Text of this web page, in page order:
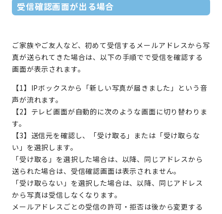
受信確認画面が出る場合
ご家族やご友人など、初めて受信するメールアドレスから写
真が送られてきた場合は、以下の手順でで受信を確認する
画面が表示されます。
【1】IPボックスから「新しい写真が届きました」という音
声が流れます。
【2】テレビ画面が自動的に次のような画面に切り替わりま
す。
【3】送信元を確認し、「受け取る」または「受け取らな
い」を選択します。
「受け取る」を選択した場合は、以降、同じアドレスから
送られた場合は、受信確認画面は表示されません。
「受け取らない」を選択した場合は、以降、同じアドレス
から写真は受信しなくなります。
メールアドレスごとの受信の許可・拒否は後から変更する